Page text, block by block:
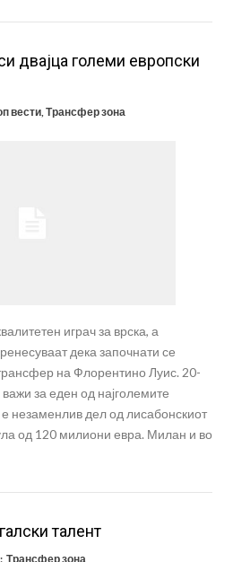
двајца големи европски
вести,Трансфер зона
играч за врска, а
дека започнати се
на Флорентино Луис. 20-
за еден од најголемите
незаменлив дел од лисабонскиот
од 120 милиони евра. Милан и во
талент
Трансфер зона